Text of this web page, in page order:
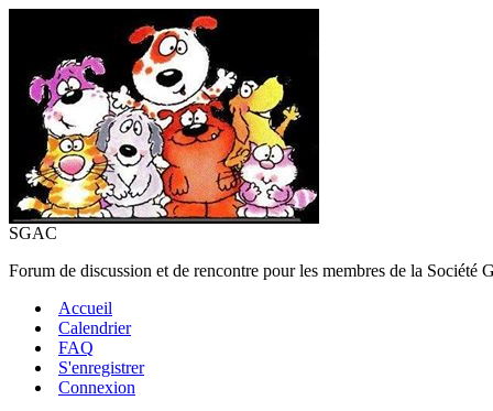
SGAC
Forum de discussion et de rencontre pour les membres de la Société
Accueil
Calendrier
FAQ
S'enregistrer
Connexion